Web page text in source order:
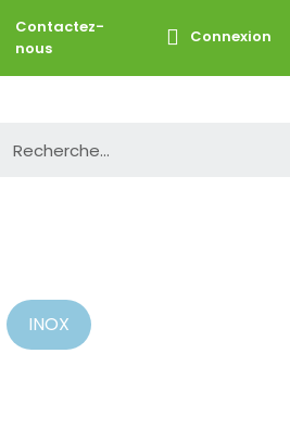
Contactez-
nous
Connexion
INOX